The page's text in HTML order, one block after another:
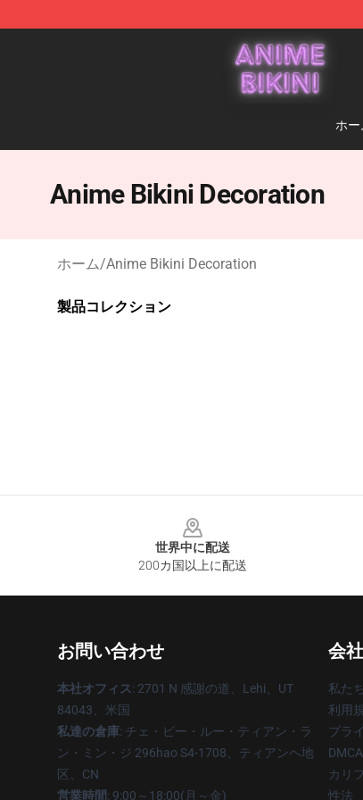
Anime Bikini Shop - The Best Store of Anime
ホー
Anime Bikini Decoration
ホーム/Anime Bikini Decoration
製品コレクション
世界中に配送
200カ国以上に配送
お問い合わせ
本社オフィス: 2701 N 感謝の道、Lehi、UT
84043、米国
私達の倉庫: チェ・ビー・ルー・ティアン・ラ
ン・ミン・ジ 296hao S4-1708、ティアンヘ地
区、CN
営業時間: 9:00～18:00(月～金)
会
私た
利用
プラ
カリ
性法